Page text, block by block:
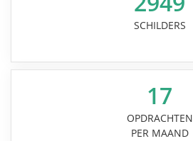
SCHILDERS
17
OPDRACHTEN
PER MAAND